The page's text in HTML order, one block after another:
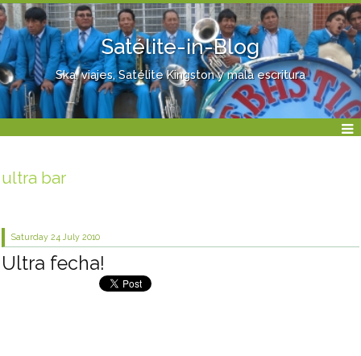
Satélite-in-Blog
Ska, viajes, Satélite Kingston y mala escritura
ultra bar
Saturday 24 July 2010
Ultra fecha!